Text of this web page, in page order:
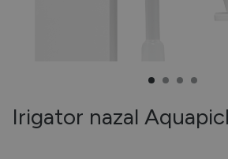
Irigator nazal